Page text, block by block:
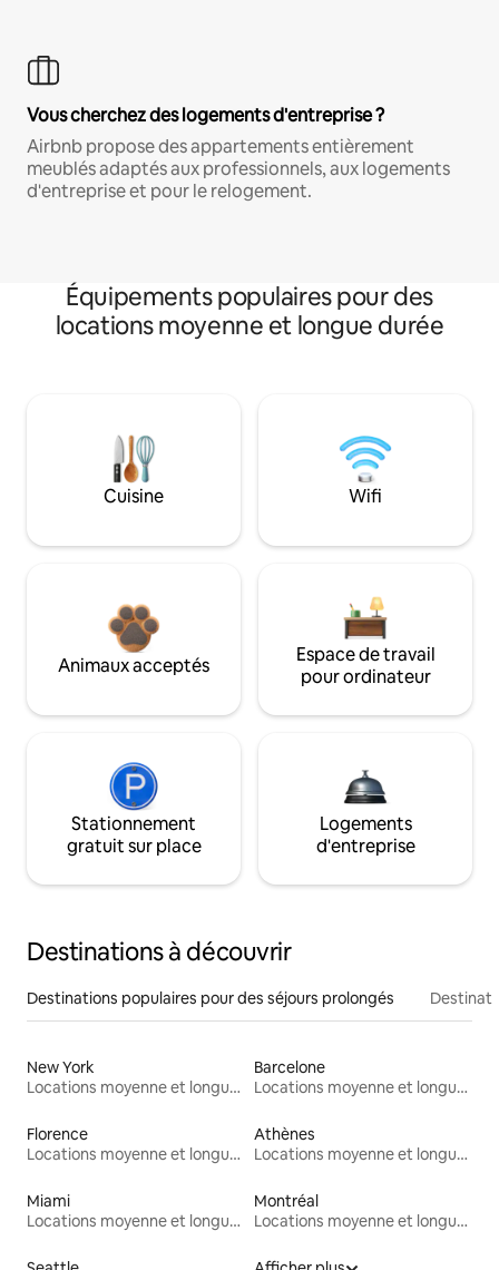
Vous cherchez des logements d'entreprise ?
Airbnb propose des appartements entièrement
meublés adaptés aux professionnels, aux logements
d'entreprise et pour le relogement.
Équipements populaires pour des
locations moyenne et longue durée
Cuisine Wifi
Animaux acceptés
Espace de travail
pour ordinateur
Stationnement
gratuit sur place
Logements
d'entreprise
Destinations à découvrir
Destinations populaires pour des séjours prolongés
New York
Locations moyenne et longue durée
Barcelone
Locations moyenne et longue durée
Florence
Locations moyenne et longue durée
Athènes
Locations moyenne et longue durée
Miami
Locations moyenne et longue durée
Montréal
Locations moyenne et longue durée